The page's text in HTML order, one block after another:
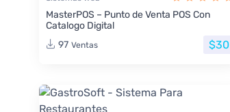
MasterPOS – Punto de Venta POS Con
Catalogo Digital
97 Ventas $30